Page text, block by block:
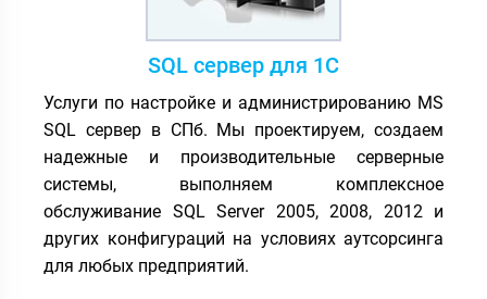
SQL сервер для 1С
Услуги по настройке и администрированию MS
SQL сервер в СПб. Мы проектируем, создаем
надежные и производительные серверные
системы, выполняем комплексное
обслуживание SQL Server 2005, 2008, 2012 и
других конфигураций на условиях аутсорсинга
для любых предприятий.